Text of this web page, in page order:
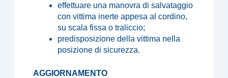
effettuare una manovra di salvataggio
con vittima inerte appesa al cordino,
su scala fissa o traliccio;
predisposizione della vittima nella
posizione di sicurezza.
AGGIORNAMENTO